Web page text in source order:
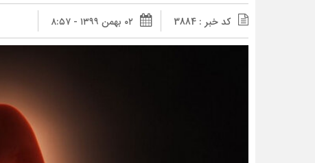
کد خبر : 3884 ۰۲ بهمن ۱۳۹۹ - ۸:۵۷